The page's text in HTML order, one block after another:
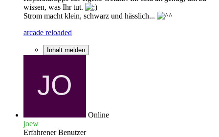
wissen, was Ihr tut.
Strom macht klein, schwarz und hässlich...
arcade reloaded
Inhalt melden
Online
joew
Erfahrener Benutzer